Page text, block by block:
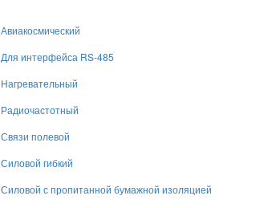
Авиакосмический
Для интерфейса RS-485
Нагревательный
Радиочастотный
Связи полевой
Силовой гибкий
Силовой с пропитанной бумажной изоляцией